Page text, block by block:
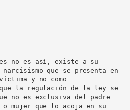
no es así, existe a su
que se presenta en
y no como
la regulación de la ley se
no es exclusiva del padre
mujer que lo acoja en su